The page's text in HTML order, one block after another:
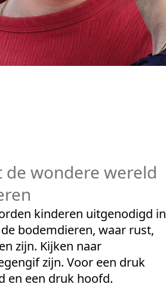
de wondere wereld
kinderen uitgenodigd in
bodemdieren, waar rust,
zijn. Kijken naar
zijn. Voor een druk
en een druk hoofd.